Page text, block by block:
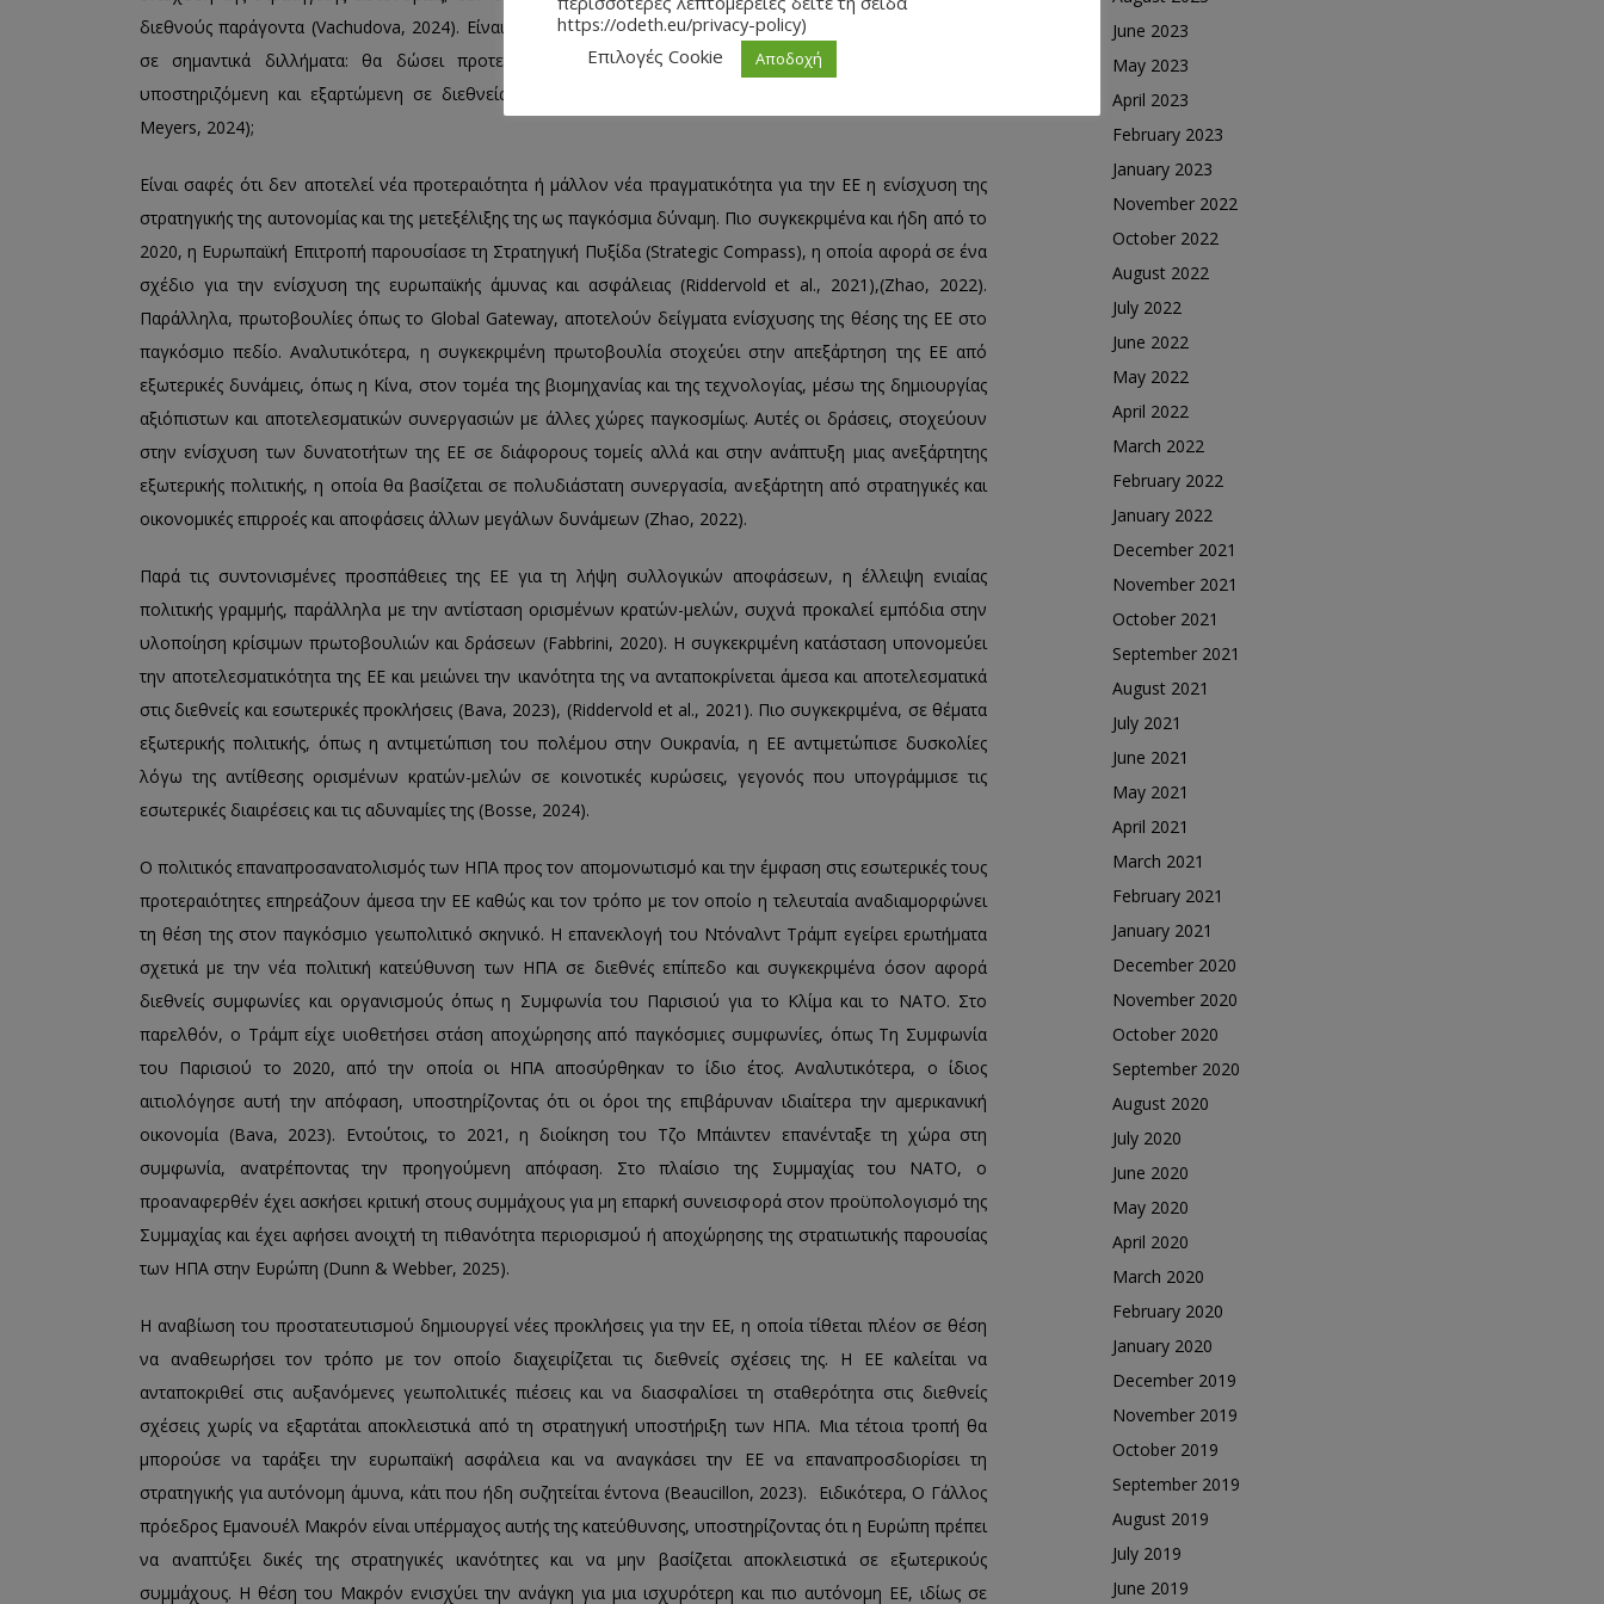
διεθνούς παράγοντα (Vachudova, 2024). Είναι γεγονός ότι αυτές οι εξελίξεις τοποθετούν την ΕΕ μπροστά
σε σημαντικά διλλήματα: θα δώσει προτεραιότητα στη στρατηγική της αυτονομία ή θα πορευτεί
υποστηριζόμενη και εξαρτώμενη σε διεθνείς συνεργασίες για την ευημερία και ασφάλεια της (Berg &
Meyers, 2024);
Είναι σαφές ότι δεν αποτελεί νέα προτεραιότητα ή μάλλον νέα πραγματικότητα για την ΕΕ η ενίσχυση της
στρατηγικής της αυτονομίας και της μετεξέλιξης της ως παγκόσμια δύναμη. Πιο συγκεκριμένα και ήδη από το
2020, η Ευρωπαϊκή Επιτροπή παρουσίασε τη Στρατηγική Πυξίδα (Strategic Compass), η οποία αφορά σε ένα
σχέδιο για την ενίσχυση της ευρωπαϊκής άμυνας και ασφάλειας (Riddervold et al., 2021),(Zhao, 2022).
Παράλληλα, πρωτοβουλίες όπως το Global Gateway, αποτελούν δείγματα ενίσχυσης της θέσης της ΕΕ στο
παγκόσμιο πεδίο. Αναλυτικότερα, η συγκεκριμένη πρωτοβουλία στοχεύει στην απεξάρτηση της ΕΕ από
εξωτερικές δυνάμεις, όπως η Κίνα, στον τομέα της βιομηχανίας και της τεχνολογίας, μέσω της δημιουργίας
αξιόπιστων και αποτελεσματικών συνεργασιών με άλλες χώρες παγκοσμίως. Αυτές οι δράσεις, στοχεύουν
στην ενίσχυση των δυνατοτήτων της ΕΕ σε διάφορους τομείς αλλά και στην ανάπτυξη μιας ανεξάρτητης
εξωτερικής πολιτικής, η οποία θα βασίζεται σε πολυδιάστατη συνεργασία, ανεξάρτητη από στρατηγικές και
οικονομικές επιρροές και αποφάσεις άλλων μεγάλων δυνάμεων (Zhao, 2022).
Παρά τις συντονισμένες προσπάθειες της ΕΕ για τη λήψη συλλογικών αποφάσεων, η έλλειψη ενιαίας
πολιτικής γραμμής, παράλληλα με την αντίσταση ορισμένων κρατών-μελών, συχνά προκαλεί εμπόδια στην
υλοποίηση κρίσιμων πρωτοβουλιών και δράσεων (Fabbrini, 2020). Η συγκεκριμένη κατάσταση υπονομεύει
την αποτελεσματικότητα της ΕΕ και μειώνει την ικανότητα της να ανταποκρίνεται άμεσα και αποτελεσματικά
στις διεθνείς και εσωτερικές προκλήσεις (Bava, 2023), (Riddervold et al., 2021). Πιο συγκεκριμένα, σε θέματα
εξωτερικής πολιτικής, όπως η αντιμετώπιση του πολέμου στην Ουκρανία, η ΕΕ αντιμετώπισε δυσκολίες
λόγω της αντίθεσης ορισμένων κρατών-μελών σε κοινοτικές κυρώσεις, γεγονός που υπογράμμισε τις
εσωτερικές διαιρέσεις και τις αδυναμίες της (Bosse, 2024).
Ο πολιτικός επαναπροσανατολισμός των ΗΠΑ προς τον απομονωτισμό και την έμφαση στις εσωτερικές τους
προτεραιότητες επηρεάζουν άμεσα την ΕΕ καθώς και τον τρόπο με τον οποίο η τελευταία αναδιαμορφώνει
τη θέση της στον παγκόσμιο γεωπολιτικό σκηνικό. Η επανεκλογή του Ντόναλντ Τράμπ εγείρει ερωτήματα
σχετικά με την νέα πολιτική κατεύθυνση των ΗΠΑ σε διεθνές επίπεδο και συγκεκριμένα όσον αφορά
διεθνείς συμφωνίες και οργανισμούς όπως η Συμφωνία του Παρισιού για το Κλίμα και το ΝΑΤΟ. Στο
παρελθόν, ο Τράμπ είχε υιοθετήσει στάση αποχώρησης από παγκόσμιες συμφωνίες, όπως Τη Συμφωνία
του Παρισιού το 2020, από την οποία οι ΗΠΑ αποσύρθηκαν το ίδιο έτος. Αναλυτικότερα, ο ίδιος
αιτιολόγησε αυτή την απόφαση, υποστηρίζοντας ότι οι όροι της επιβάρυναν ιδιαίτερα την αμερικανική
οικονομία (Bava, 2023). Εντούτοις, το 2021, η διοίκηση του Τζο Μπάιντεν επανένταξε τη χώρα στη
συμφωνία, ανατρέποντας την προηγούμενη απόφαση. Στο πλαίσιο της Συμμαχίας του ΝΑΤΟ, ο
προαναφερθέν έχει ασκήσει κριτική στους συμμάχους για μη επαρκή συνεισφορά στον προϋπολογισμό της
Συμμαχίας και έχει αφήσει ανοιχτή τη πιθανότητα περιορισμού ή αποχώρησης της στρατιωτικής παρουσίας
των ΗΠΑ στην Ευρώπη (Dunn & Webber, 2025).
Η αναβίωση του προστατευτισμού δημιουργεί νέες προκλήσεις για την ΕΕ, η οποία τίθεται πλέον σε θέση
να αναθεωρήσει τον τρόπο με τον οποίο διαχειρίζεται τις διεθνείς σχέσεις της. Η ΕΕ καλείται να
ανταποκριθεί στις αυξανόμενες γεωπολιτικές πιέσεις και να διασφαλίσει τη σταθερότητα στις διεθνείς
σχέσεις χωρίς να εξαρτάται αποκλειστικά από τη στρατηγική υποστήριξη των ΗΠΑ. Μια τέτοια τροπή θα
μπορούσε να ταράξει την ευρωπαϊκή ασφάλεια και να αναγκάσει την ΕΕ να επαναπροσδιορίσει τη
στρατηγικής για αυτόνομη άμυνα, κάτι που ήδη συζητείται έντονα (Beaucillon, 2023). Ειδικότερα, Ο Γάλλος
πρόεδρος Εμανουέλ Μακρόν είναι υπέρμαχος αυτής της κατεύθυνσης, υποστηρίζοντας ότι η Ευρώπη πρέπει
να αναπτύξει δικές της στρατηγικές ικανότητες και να μην βασίζεται αποκλειστικά σε εξωτερικούς
συμμάχους. Η θέση του Μακρόν ενισχύει την ανάγκη για μια ισχυρότερη και πιο αυτόνομη ΕΕ, ιδίως σε
June 2023
May 2023
April 2023
February 2023
January 2023
November 2022
October 2022
August 2022
July 2022
June 2022
May 2022
April 2022
March 2022
February 2022
January 2022
December 2021
November 2021
October 2021
September 2021
August 2021
July 2021
June 2021
May 2021
April 2021
March 2021
February 2021
January 2021
December 2020
November 2020
October 2020
September 2020
August 2020
July 2020
June 2020
May 2020
April 2020
March 2020
February 2020
January 2020
December 2019
November 2019
October 2019
September 2019
August 2019
July 2019
June 2019
https://odeth.eu/privacy-policy)
Επιλογές Cookie
Αποδοχή